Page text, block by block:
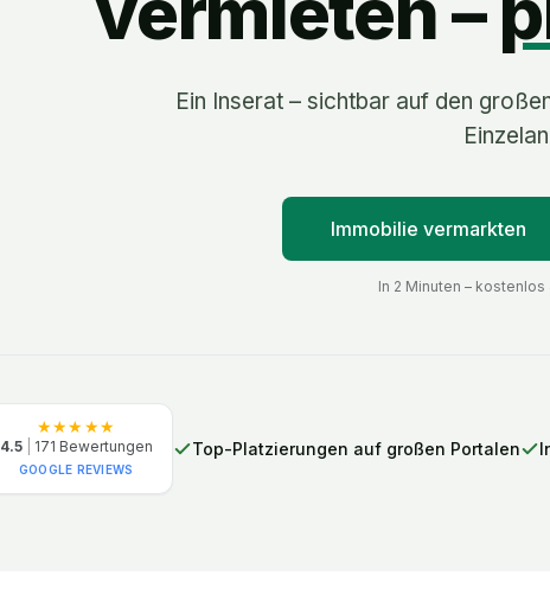
Ein Inserat – sichtbar auf den
Immobilie vermarkten
In 2 Minuten –
★★★★★
4.5 171 Bewertungen
GOOGLE REVIEWS
Top-Platzierungen auf großen Portalen